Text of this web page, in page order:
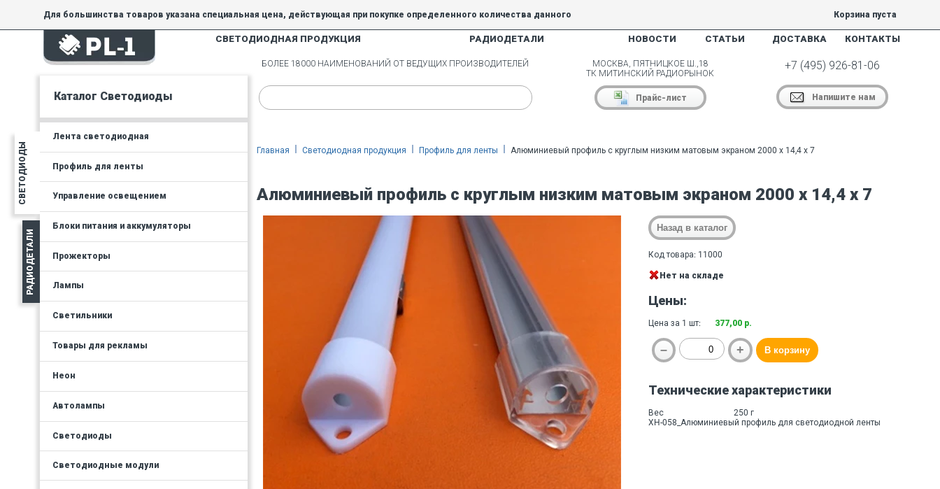
Для большинства товаров указана специальная цена, действующая при покупке определенного количества данного
товара.
На товары, купленные по специальной цене, общие скидки 5% и 10% не действуют.
Корзина пуста
СВЕТОДИОДНАЯ ПРОДУКЦИЯ РАДИОДЕТАЛИ НОВОСТИ СТАТЬИ ДОСТАВКА КОНТАКТЫ
СВЕТОДИОДЫ
РАДИОДЕТАЛИ
Каталог Светодиоды
Лента светодиодная
Профиль для ленты
Управление освещением
Блоки питания и аккумуляторы
Прожекторы
Лампы
Светильники
Товары для рекламы
Неон
Автолампы
Светодиоды
Светодиодные модули
БОЛЕЕ 18000 НАИМЕНОВАНИЙ ОТ ВЕДУЩИХ ПРОИЗВОДИТЕЛЕЙ
МОСКВА, ПЯТНИЦКОЕ Ш.,18
ТК МИТИНСКИЙ РАДИОРЫНОК
Прайс-лист
+7 (495) 926-81-06
Напишите нам
Главная Светодиодная продукция Профиль для ленты Алюминиевый профиль с круглым низким матовым экраном 2000 х 14,4 х 7
Алюминиевый профиль с круглым низким матовым экраном 2000 х 14,4 х 7
Код товара: 11000
Нет на складе
Цены:
Цена за 1 шт: 377,00 р.
Технические характеристики
Вес
250 г
XH-058_Алюминиевый профиль для светодиодной ленты